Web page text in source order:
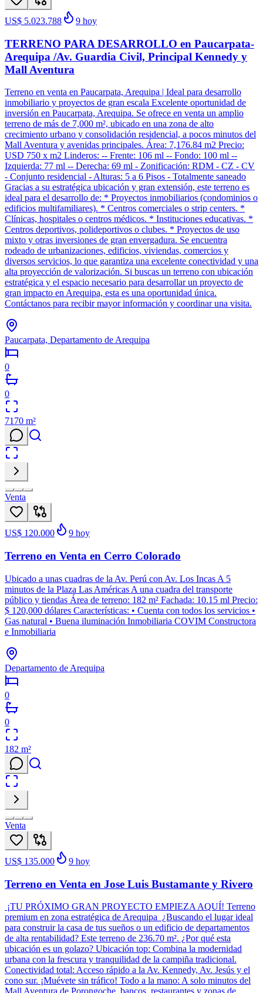
US$ 5.023.788 9 hoy
TERRENO PARA DESARROLLO en Paucarpata-
Arequipa /Av. Guardia Civil, Principal Kennedy y
Mall Aventura
Terreno en venta en Paucarpata, Arequipa | Ideal para desarrollo
inmobiliario y proyectos de gran escala Excelente oportunidad de
inversión en Paucarpata, Arequipa. Se ofrece en venta un amplio
terreno de más de 7,000 m², ubicado en una zona de alto
crecimiento urbano y consolidación residencial, a pocos minutos del
Mall Aventura y avenidas principales. Área: 7,176.84 m2 Precio:
USD 750 x m2 Linderos: -- Frente: 106 ml -- Fondo: 100 ml --
Izquierda: 77 ml -- Derecha: 69 ml - Zonificación: RDM - CZ - CV
- Conjunto residencial - Alturas: 5 a 6 Pisos - Totalmente saneado
Gracias a su estratégica ubicación y gran extensión, este terreno es
ideal para el desarrollo de: * Proyectos inmobiliarios (condominios o
edificios multifamiliares). * Centros comerciales o strip centers. *
Clínicas, hospitales o centros médicos. * Instituciones educativas. *
Centros deportivos, polideportivos o clubes. * Proyectos de uso
mixto y otras inversiones de gran envergadura. Se encuentra
rodeado de urbanizaciones, edificios, viviendas, comercios y
diversos servicios, lo que garantiza una excelente conectividad y una
alta proyección de valorización. Si buscas un terreno con ubicación
estratégica y el espacio necesario para desarrollar un proyecto de
gran impacto en Arequipa, esta es una oportunidad única.
Contáctanos para recibir mayor información y coordinar una visita.
Paucarpata, Departamento de Arequipa
0
0
7170 m²
Venta
US$ 120.000 9 hoy
Terreno en Venta en Cerro Colorado
Ubicado a unas cuadras de la Av. Perú con Av. Los Incas A 5
minutos de la Plaza Las Américas A una cuadra del transporte
público y tiendas Área de terreno: 182 m² Fachada: 10.15 ml Precio:
$ 120,000 dólares Características: • Cuenta con todos los servicios •
Gas natural • Buena iluminación Inmobiliaria COVIM Constructora
e Inmobiliaria
Departamento de Arequipa
0
0
182 m²
Venta
US$ 135.000 9 hoy
Terreno en Venta en Jose Luis Bustamante y Rivero
¡TU PRÓXIMO GRAN PROYECTO EMPIEZA AQUÍ! Terreno
premium en zona estratégica de Arequipa ¿Buscando el lugar ideal
para construir la casa de tus sueños o un edificio de departamentos
de alta rentabilidad? Este terreno de 236.70 m². ¿Por qué esta
ubicación es un golazo? Ubicación top: Combina la modernidad
urbana con la frescura y tranquilidad de la campiña tradicional.
Conectividad total: Acceso rápido a la Av. Kennedy, Av. Jesús y el
cono sur. ¡Muévete sin tráfico! Todo a la mano: A solo minutos del